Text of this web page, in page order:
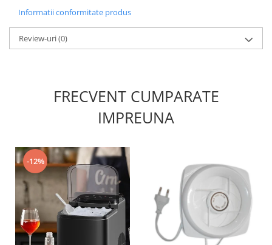
Informatii conformitate produs
Review-uri(0)
FRECVENT CUMPARATE
IMPREUNA
-12%